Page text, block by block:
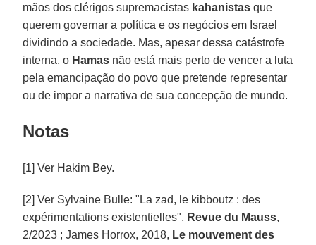
mãos dos clérigos supremacistas kahanistas que
querem governar a política e os negócios em Israel
dividindo a sociedade. Mas, apesar dessa catástrofe
interna, o Hamas não está mais perto de vencer a luta
pela emancipação do povo que pretende representar
ou de impor a narrativa de sua concepção de mundo.
Notas
[1] Ver Hakim Bey.
[2] Ver Sylvaine Bulle: "La zad, le kibboutz : des
expérimentations existentielles", Revue du Mauss,
2/2023 ; James Horrox, 2018, Le mouvement des